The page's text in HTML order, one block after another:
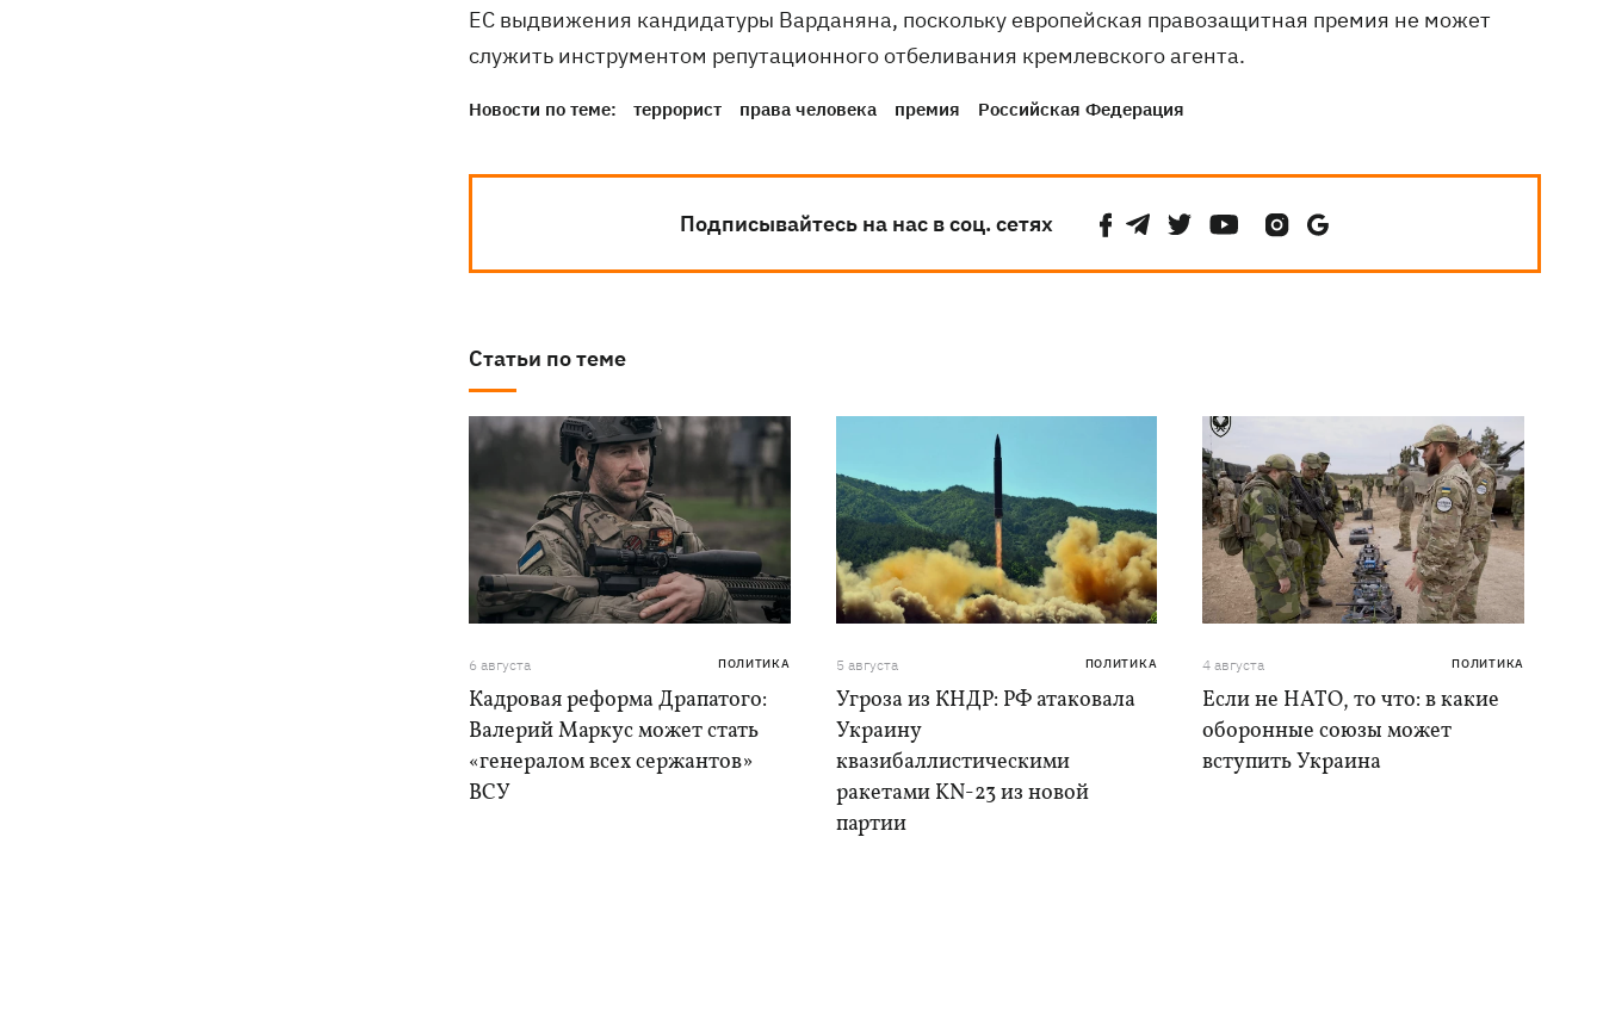
ЕС выдвижения кандидатуры Варданяна, поскольку европейская правозащитная премия не может
служить инструментом репутационного отбеливания кремлевского агента.
Новости по теме: террорист права человека премия Российская Федерация
Подписывайтесь на нас в соц. сетях
Статьи по теме
6 августа ПОЛИТИКА
Кадровая реформа Драпатого:
Валерий Маркус может стать
«генералом всех сержантов»
ВСУ
5 августа ПОЛИТИКА
Угроза из КНДР: РФ атаковала
Украину
квазибаллистическими
ракетами KN-23 из новой
партии
4 августа ПОЛИТИКА
Если не НАТО, то что: в какие
оборонные союзы может
вступить Украина